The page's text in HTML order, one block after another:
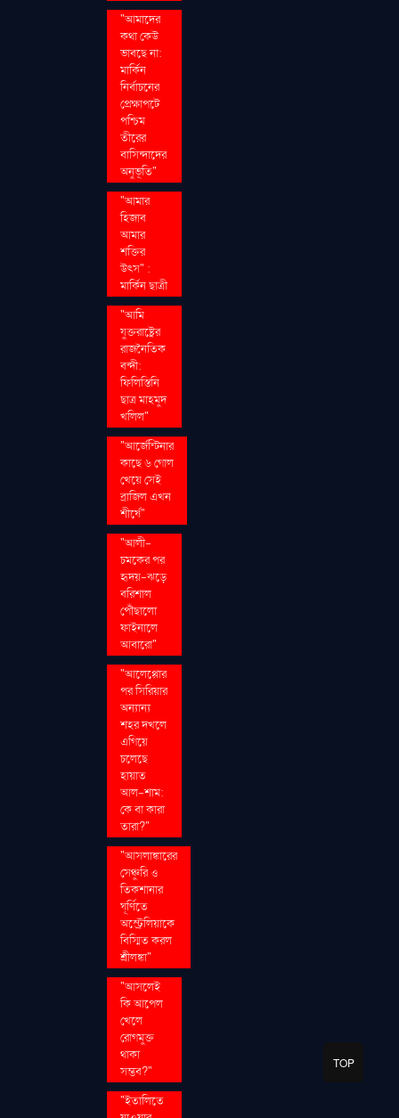
"আমাদের
কথা কেউ
ভাবছে না:
মার্কিন
নির্বাচনের
প্রেক্ষাপটে
পশ্চিম
তীরের
বাসিন্দাদের
অনুভূতি"
"আমার
হিজাব
আমার
শক্তির
উৎস" :
মার্কিন ছাত্রী
"আমি
যুক্তরাষ্ট্রের
রাজনৈতিক
বন্দী:
ফিলিস্তিনি
ছাত্র মাহমুদ
খলিল"
"আর্জেন্টিনার
কাছে ৬ গোল
খেয়ে সেই
ব্রাজিল এখন
শীর্ষে"
"আলী-
চমকের পর
হৃদয়-ঝড়ে
বরিশাল
পৌঁছালো
ফাইনালে
আবারো"
"আলেপ্পোর
পর সিরিয়ার
অন্যান্য
শহর দখলে
এগিয়ে
চলেছে
হায়াত
আল-শাম:
কে বা কারা
তারা?"
"আসলাঙ্কারের
সেঞ্চুরি ও
তিকশানার
ঘূর্ণিতে
অস্ট্রেলিয়াকে
বিস্মিত করল
শ্রীলঙ্কা"
"আসলেই
কি আপেল
খেলে
রোগমুক্ত
থাকা
সম্ভব?"
"ইতালিতে
TOP